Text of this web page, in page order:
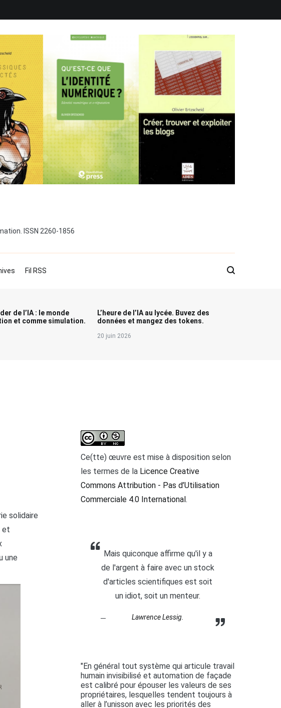
ISSN 2260-1856
Fil RSS
de l’IA : le monde
et comme simulation.
L’heure de l’IA au lycée. Buvez des
données et mangez des tokens.
20 juin 2026
solidaire
et
une
Ce(tte) œuvre est mise à disposition selon
les termes de la Licence Creative
Commons Attribution - Pas d’Utilisation
Commerciale 4.0 International .
Mais quiconque affirme qu'il y a
de l'argent à faire avec un stock
d'articles scientifiques est soit
un idiot, soit un menteur.
Lawrence Lessig.
"En général tout système qui articule travail
humain invisibilisé et automation de façade
est calibré pour épouser les valeurs de ses
propriétaires, lesquelles tendent toujours à
aller à l’unisson avec les priorités des